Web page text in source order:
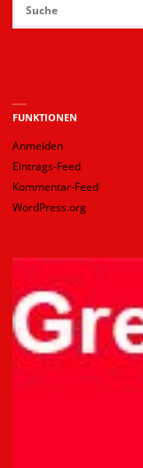
FUNKTIONEN
Anmelden
Eintrags-Feed
Kommentar-Feed
WordPress.org